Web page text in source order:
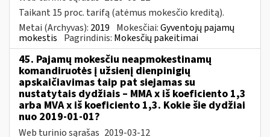
Taikant 15 proc. tarifą (atėmus mokesčio kreditą).
Metai (Archyvas): 2019 Mokesčiai:Gyventojų pajamų
mokestis Pagrindinis: Mokesčių pakeitimai
45. Pajamų mokesčiu neapmokestinamų
komandiruotės į užsienį dienpinigių
apskaičiavimas taip pat siejamas su
nustatytais dydžiais – MMA x iš koeficiento 1,3
arba MVA x iš koeficiento 1,3. Kokie šie dydžiai
nuo 2019-01-01?
Web turinio sąrašas 2019-03-12